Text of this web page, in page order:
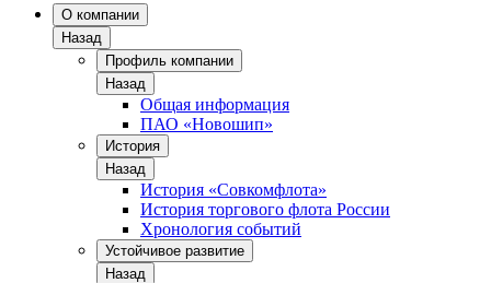
О компании
Назад
Профиль компании
Назад
Общая информация
ПАО «Новошип»
История
Назад
История «Совкомфлота»
История торгового флота России
Хронология событий
Устойчивое развитие
Назад